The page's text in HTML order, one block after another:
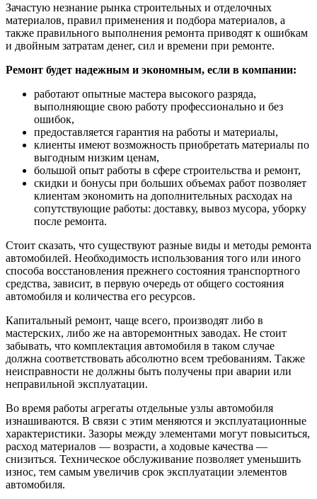
Зачастую незнание рынка строительных и отделочных
материалов, правил применения и подбора материалов, а
также правильного выполнения ремонта приводят к ошибкам
и двойным затратам денег, сил и времени при ремонте.
Ремонт будет надежным и экономным, если в компании:
работают опытные мастера высокого разряда,
выполняющие свою работу профессионально и без
ошибок,
предоставляется гарантия на работы и материалы,
клиенты имеют возможность приобретать материалы по
выгодным низким ценам,
большой опыт работы в сфере строительства и ремонт,
скидки и бонусы при больших объемах работ позволяет
клиентам экономить на дополнительных расходах на
сопутствующие работы: доставку, вывоз мусора, уборку
после ремонта.
Стоит сказать, что существуют разные виды и методы ремонта
автомобилей. Необходимость использования того или иного
способа восстановления прежнего состояния транспортного
средства, зависит, в первую очередь от общего состояния
автомобиля и количества его ресурсов.
Капитальный ремонт, чаще всего, производят либо в
мастерских, либо же на авторемонтных заводах. Не стоит
забывать, что комплектация автомобиля в таком случае
должна соответствовать абсолютно всем требованиям. Также
неисправности не должны быть получены при аварии или
неправильной эксплуатации.
Во время работы агрегаты отдельные узлы автомобиля
изнашиваются. В связи с этим меняются и эксплуатационные
характеристики. Зазоры между элементами могут повыситься,
расход материалов — возрасти, а ходовые качества —
снизиться. Техническое обслуживание позволяет уменьшить
износ, тем самым увеличив срок эксплуатации элементов
автомобиля.